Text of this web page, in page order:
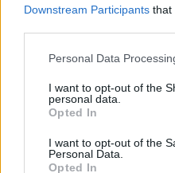
Downstream Participants that
Please note that this
not limited to your visit or
grant or deny consent to
use your data for below
consent section.
Personal Data
I want to opt-out of the
personal data.
Opted In
I want to opt-out of the
Personal Data.
Opted In
Ο άτυχος άνδρας
ανοιχτά του χωριού
νοσοκομείο Λήμνου
θάνατός του.
Το συγκινητικό βίντεο